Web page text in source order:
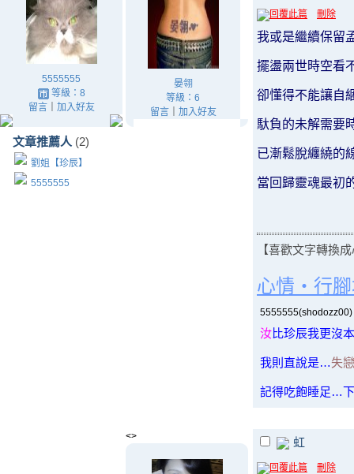
5555555
等級：8
留言｜ 加入好友
文章推薦人 (2)
劉姐【珍辰】
5555555
晏翎
等級：6
留言｜ 加入好友
回覆此篇 刪除
我或是繼續保留
擺盪兩世時空看
卻懂得不能讓自
馱負的未解需要
已漸鬆脫纏繞的
當回歸靈魂最初
【喜歡文字轉換
心情‧行腳
汝比珍辰我更沒
我則直說是…失
記得吃飽睡足…
<> 虹
回覆此篇 刪除